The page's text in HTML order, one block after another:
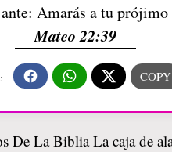
Amarás a tu
Mateo 22:39